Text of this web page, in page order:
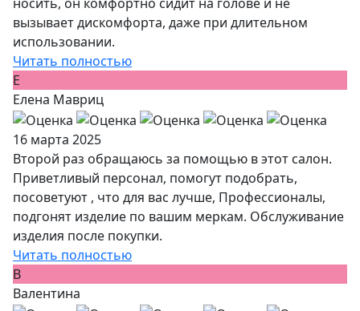
вызывает дискомфорта, даже при длительном
использовании.
Читать полностью
Е
Елена Мавриц
16 марта 2025
Второй раз обращаюсь за помощью в этот салон.
Приветливый персонал, помогут подобрать,
посоветуют , что для вас лучше, Профессионалы,
подгонят изделие по вашим меркам. Обслуживание
изделия после покупки.
Читать полностью
В
Валентина